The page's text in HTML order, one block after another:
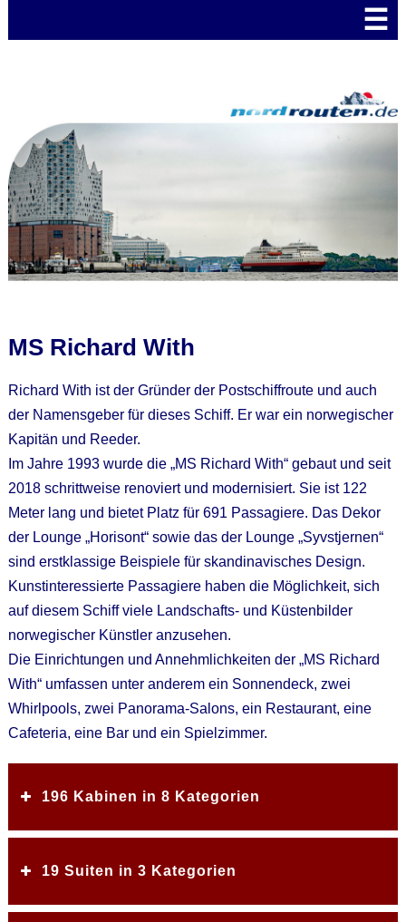
☰
MS Richard With
Richard With ist der Gründer der Postschiffroute und auch
der Namensgeber für dieses Schiff. Er war ein norwegischer
Kapitän und Reeder.
Im Jahre 1993 wurde die „MS Richard With“ gebaut und seit
2018 schrittweise renoviert und modernisiert. Sie ist 122
Meter lang und bietet Platz für 691 Passagiere. Das Dekor
der Lounge „Horisont“ sowie das der Lounge „Syvstjernen“
sind erstklassige Beispiele für skandinavisches Design.
Kunstinteressierte Passagiere haben die Möglichkeit, sich
auf diesem Schiff viele Landschafts- und Küstenbilder
norwegischer Künstler anzusehen.
Die Einrichtungen und Annehmlichkeiten der „MS Richard
With“ umfassen unter anderem ein Sonnendeck, zwei
Whirlpools, zwei Panorama-Salons, ein Restaurant, eine
Cafeteria, eine Bar und ein Spielzimmer.
196 Kabinen in 8 Kategorien
19 Suiten in 3 Kategorien